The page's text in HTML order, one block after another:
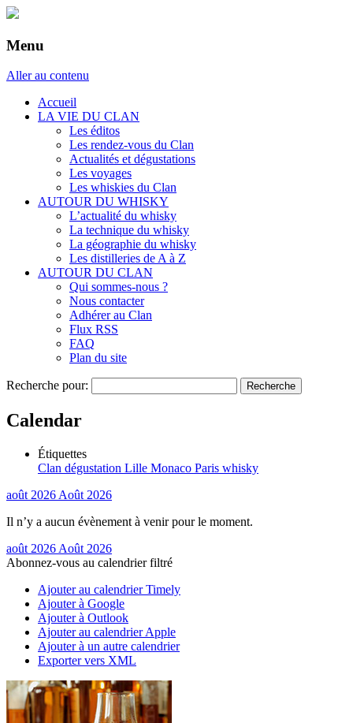
Menu
Aller au contenu
Accueil
LA VIE DU CLAN
Les éditos
Les rendez-vous du Clan
Actualités et dégustations
Les voyages
Les whiskies du Clan
AUTOUR DU WHISKY
L’actualité du whisky
La technique du whisky
La géographie du whisky
Les distilleries de A à Z
AUTOUR DU CLAN
Qui sommes-nous ?
Nous contacter
Adhérer au Clan
Flux RSS
FAQ
Plan du site
Recherche pour:
Calendar
Étiquettes
Clan dégustation Lille Monaco Paris whisky
août 2026 Août 2026
Il n’y a aucun évènement à venir pour le moment.
août 2026 Août 2026
Abonnez-vous au calendrier filtré
Ajouter au calendrier Timely
Ajouter à Google
Ajouter à Outlook
Ajouter au calendrier Apple
Ajouter à un autre calendrier
Exporter vers XML